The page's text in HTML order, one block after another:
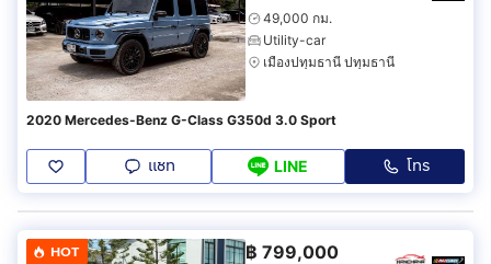
49,000 กม.
Utility-car
เมืองปทุมธานี ปทุมธานี
2020 Mercedes-Benz G-Class G350d 3.0 Sport
แชท LINE โทร
HOT ฿ 799,000